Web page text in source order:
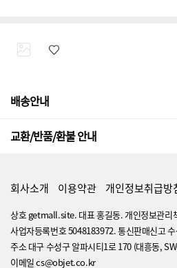
배송안내
교환/반품/환불 안내
회사소개 이용약관 개인정보취급방
상호 getmall.site. 대표 홍길동. 개인정보관리
사업자등록번호 5048183972. 통신판매신고
주소 대구 수성구 알파시티1로 170 (대흥동,
이메일 cs@objet.co.kr